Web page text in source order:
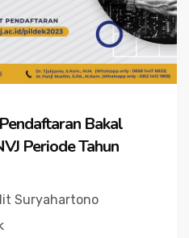
Bakal
Periode Tahun
Suryahartono